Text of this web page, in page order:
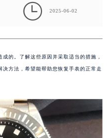
 2025-06-02
的。了解这些原因并采取适当的措施，
方法，希望能帮助您恢复手表的正常走